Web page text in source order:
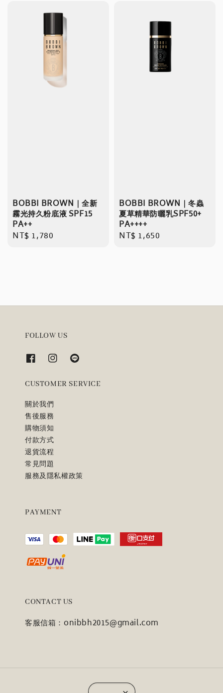
BOBBI BROWN｜全新
霧光持久粉底液 SPF15
PA++
Regular
NT$ 1,780
BOBBI BROWN｜冬蟲
夏草精華防曬乳SPF50+
PA++++
Regular
NT$ 1,650
FOLLOW US
CUSTOMER SERVICE
關於我們
售後服務
購物須知
付款方式
退貨流程
常見問題
服務及隱私權政策
PAYMENT
CONTACT US
客服信箱：onibbh2015@gmail.com